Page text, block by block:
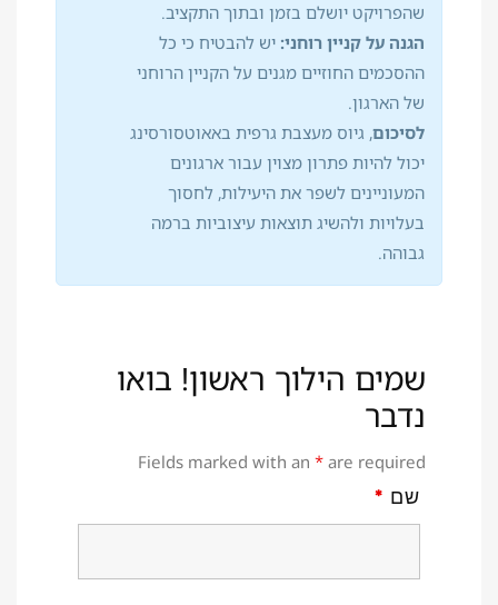
שהפרויקט יושלם בזמן ובתוך התקציב.
הגנה על קניין רוחני: יש להבטיח כי כל
ההסכמים החוזיים מגנים על הקניין הרוחני
של הארגון.
לסיכום, גיוס מעצבת גרפית באאוטסורסינג
יכול להיות פתרון מצוין עבור ארגונים
המעוניינים לשפר את היעילות, לחסוך
בעלויות ולהשיג תוצאות עיצוביות ברמה
גבוהה.
שמים הילוך ראשון! בואו
נדבר
Fields marked with an * are required
שם *